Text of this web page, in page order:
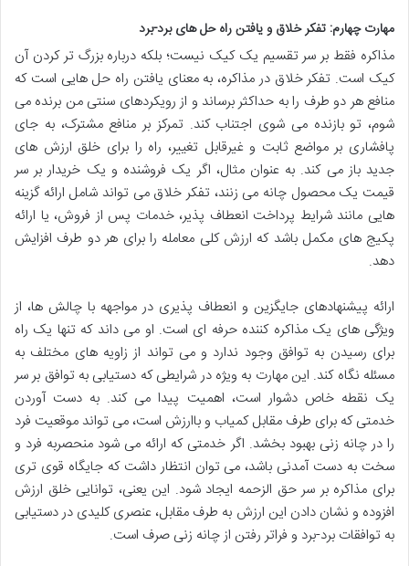
مهارت چهارم: تفکر خلاق و یافتن راه حل های برد-برد
مذاکره فقط بر سر تقسیم یک کیک نیست؛ بلکه درباره بزرگ تر کردن آن
کیک است. تفکر خلاق در مذاکره، به معنای یافتن راه حل هایی است که
منافع هر دو طرف را به حداکثر برساند و از رویکردهای سنتی من برنده می
شوم، تو بازنده می شوی اجتناب کند. تمرکز بر منافع مشترک، به جای
پافشاری بر مواضع ثابت و غیرقابل تغییر، راه را برای خلق ارزش های
جدید باز می کند. به عنوان مثال، اگر یک فروشنده و یک خریدار بر سر
قیمت یک محصول چانه می زنند، تفکر خلاق می تواند شامل ارائه گزینه
هایی مانند شرایط پرداخت انعطاف پذیر، خدمات پس از فروش، یا ارائه
پکیج های مکمل باشد که ارزش کلی معامله را برای هر دو طرف افزایش
دهد.
ارائه پیشنهادهای جایگزین و انعطاف پذیری در مواجهه با چالش ها، از
ویژگی های یک مذاکره کننده حرفه ای است. او می داند که تنها یک راه
برای رسیدن به توافق وجود ندارد و می تواند از زاویه های مختلف به
مسئله نگاه کند. این مهارت به ویژه در شرایطی که دستیابی به توافق بر سر
یک نقطه خاص دشوار است، اهمیت پیدا می کند. به دست آوردن
خدمتی که برای طرف مقابل کمیاب و باارزش است، می تواند موقعیت فرد
را در چانه زنی بهبود بخشد. اگر خدمتی که ارائه می شود منحصربه فرد و
سخت به دست آمدنی باشد، می توان انتظار داشت که جایگاه قوی تری
برای مذاکره بر سر حق الزحمه ایجاد شود. این یعنی، توانایی خلق ارزش
افزوده و نشان دادن این ارزش به طرف مقابل، عنصری کلیدی در دستیابی
به توافقات برد-برد و فراتر رفتن از چانه زنی صرف است.